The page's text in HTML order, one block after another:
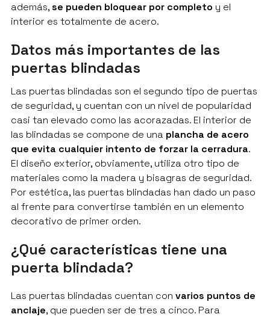
además,se pueden bloquear por completo y el
interior es totalmente de acero.
Datos más importantes de las
puertas blindadas
Las puertas blindadas son el segundo tipo de puertas
de seguridad, y cuentan con un nivel de popularidad
casi tan elevado como las acorazadas. El interior de
las blindadas se compone de unaplancha de acero
que evita cualquier intento de forzar la cerradura.
El diseño exterior, obviamente, utiliza otro tipo de
materiales como la madera y bisagras de seguridad.
Por estética, las puertas blindadas han dado un paso
al frente para convertirse también en un elemento
decorativo de primer orden.
¿Qué características tiene una
puerta blindada?
Las puertas blindadas cuentan con varios puntos de
anclaje, que pueden ser de tres a cinco. Para